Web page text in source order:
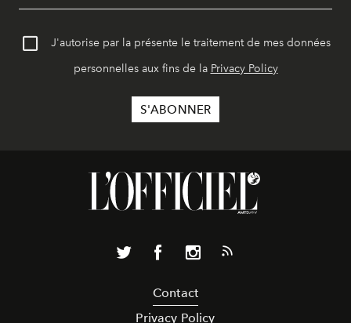
J'autorise par la présente le traitement de mes données
personnelles aux fins de la Privacy Policy
Contact
Privacy Policy